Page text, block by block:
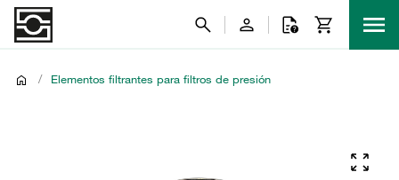
/ Elementos filtrantes para filtros de presión